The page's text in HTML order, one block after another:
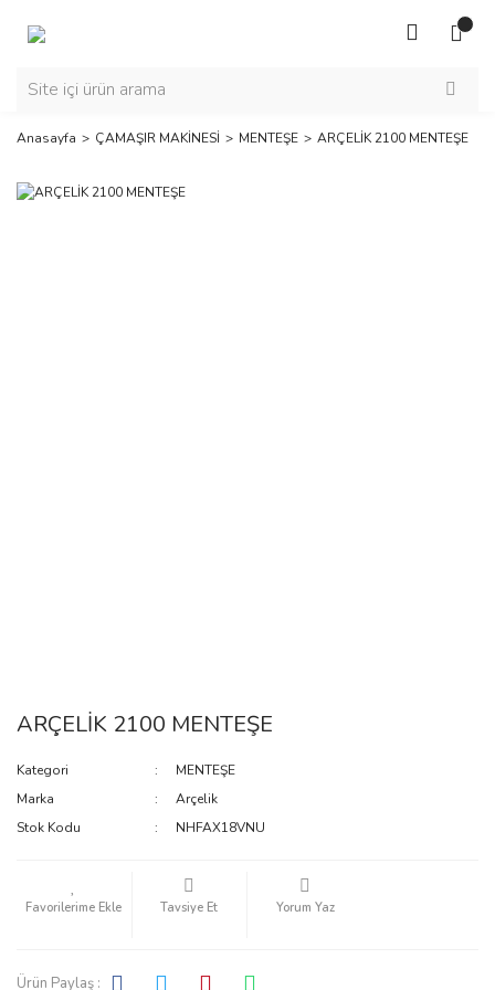
Anasayfa ÇAMAŞIR MAKİNESİ MENTEŞE ARÇELİK 2100 MENTEŞE
ARÇELİK 2100 MENTEŞE
Kategori
MENTEŞE
Marka
Arçelik
Stok Kodu
NHFAX18VNU
Tavsiye Et Yorum Yaz
Ürün Paylaş :